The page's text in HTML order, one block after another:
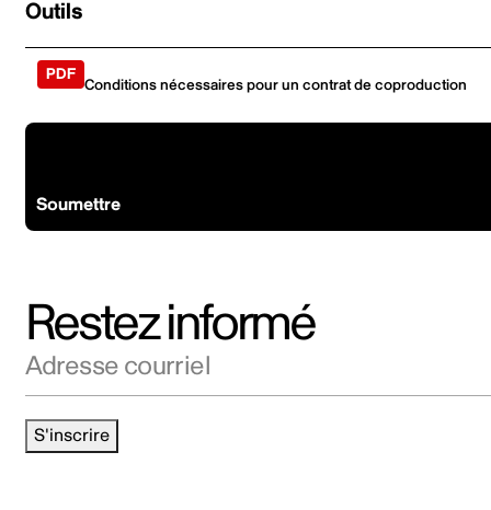
Outils
Conditions nécessaires pour un contrat de coproduction
Soumettre
Restez informé
S'inscrire